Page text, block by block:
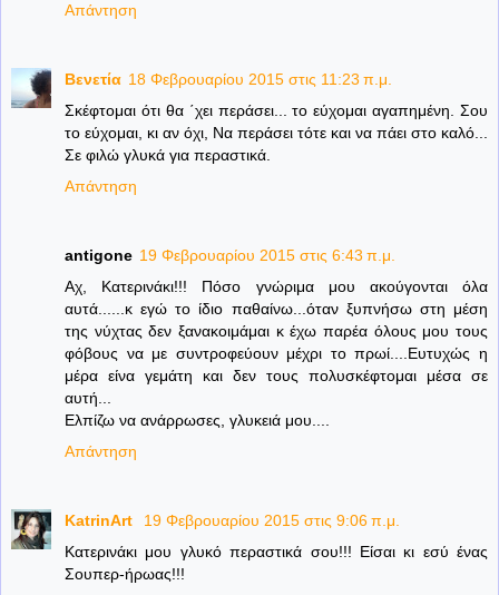
Απάντηση
Βενετία 18 Φεβρουαρίου 2015 στις 11:23 π.μ.
Σκέφτομαι ότι θα ΄χει περάσει... το εύχομαι αγαπημένη. Σου
το εύχομαι, κι αν όχι, Να περάσει τότε και να πάει στο καλό...
Σε φιλώ γλυκά για περαστικά.
Απάντηση
antigone 19 Φεβρουαρίου 2015 στις 6:43 π.μ.
Αχ, Κατερινάκι!!! Πόσο γνώριμα μου ακούγονται όλα
αυτά......κ εγώ το ίδιο παθαίνω...όταν ξυπνήσω στη μέση
της νύχτας δεν ξανακοιμάμαι κ έχω παρέα όλους μου τους
φόβους να με συντροφεύουν μέχρι το πρωί....Ευτυχώς η
μέρα είνα γεμάτη και δεν τους πολυσκέφτομαι μέσα σε
αυτή...
Ελπίζω να ανάρρωσες, γλυκειά μου....
Απάντηση
KatrinArt
19 Φεβρουαρίου 2015 στις 9:06 π.μ.
Κατερινάκι μου γλυκό περαστικά σου!!! Είσαι κι εσύ ένας
Σουπερ-ήρωας!!!